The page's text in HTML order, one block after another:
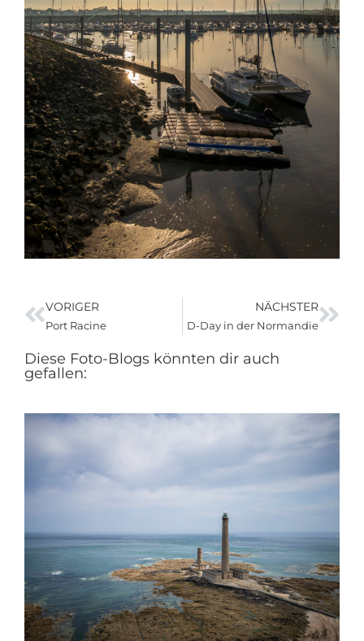
VORIGER
Port Racine
NÄCHSTER
D-Day in der Normandie
Diese Foto-Blogs könnten dir auch
gefallen: